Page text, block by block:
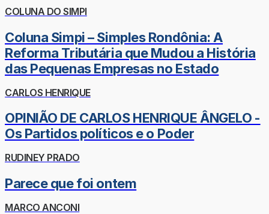
COLUNA DO SIMPI
Coluna Simpi – Simples Rondônia: A
Reforma Tributária que Mudou a História
das Pequenas Empresas no Estado
CARLOS HENRIQUE
OPINIÃO DE CARLOS HENRIQUE ÂNGELO -
Os Partidos políticos e o Poder
RUDINEY PRADO
Parece que foi ontem
MARCO ANCONI